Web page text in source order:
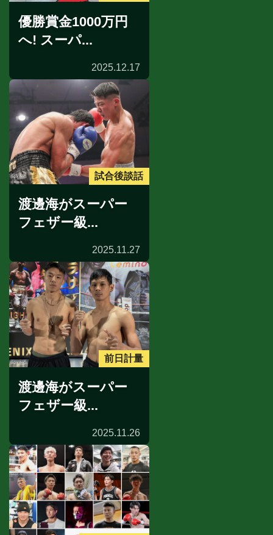
優勝賞金1000万円
へ! スーパ...
2025.12.17
試合後談話
渡邊海がスーパー
フェザー級...
2025.11.27
前日計量
渡邊海がスーパー
フェザー級...
2025.11.26